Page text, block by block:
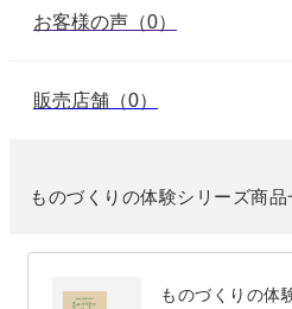
お客様の声（0）
販売店舗（0）
ものづくりの体験シリーズ商品
ものづくりの体